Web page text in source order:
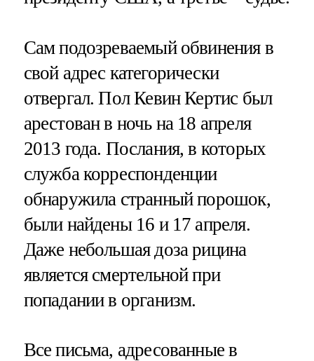
Сам подозреваемый обвинения в
свой адрес категорически
отвергал. Пол Кевин Кертис был
арестован в ночь на 18 апреля
2013 года. Послания, в которых
служба корреспонденции
обнаружила странный порошок,
были найдены 16 и 17 апреля.
Даже небольшая доза рицина
является смертельной при
попадании в организм.
Все письма, адресованные в